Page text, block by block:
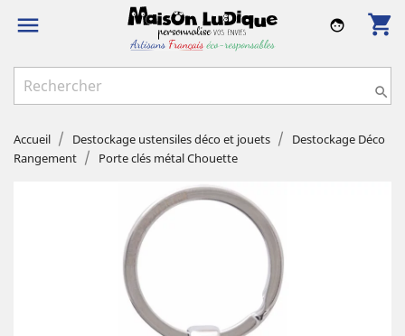
 shopping_cart
face

Accueil Destockage ustensiles déco et jouets
Destockage Déco
Rangement
Porte clés métal Chouette